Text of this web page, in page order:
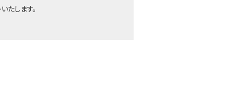
たします。